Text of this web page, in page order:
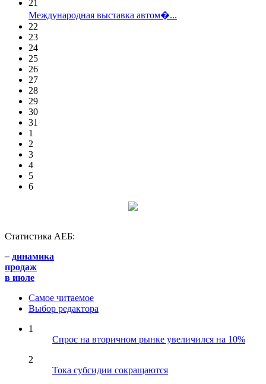
21
Международная выставка автом�...
22
23
24
25
26
27
28
29
30
31
1
2
3
4
5
6
Статистика АЕБ:
– динамика
продаж
в июле
Самое читаемое
Выбор редактора
1
Спрос на вторичном рынке увеличился на 10%
2
Тока субсидии сокращаются